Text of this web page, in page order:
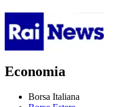
Economia
Borsa Italiana